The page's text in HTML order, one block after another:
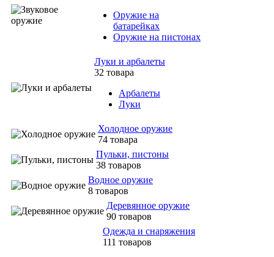
Оружие на
батарейках
Оружие на пистонах
Луки и арбалеты
32 товара
Арбалеты
Луки
Холодное оружие
74 товара
Пульки, пистоны
38 товаров
Водное оружие
8 товаров
Деревянное оружие
90 товаров
Одежда и снаряжения
111 товаров